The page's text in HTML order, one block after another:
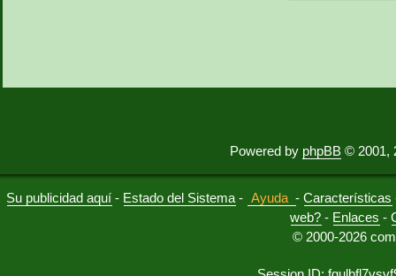
Powered by phpBB © 2001,
Su publicidad aquí - Estado del Sistema - Ayuda -Características
web? - Enlaces -
© 2000-2026